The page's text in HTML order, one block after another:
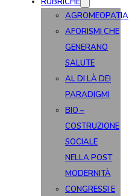
AGROMEOPATIA
AFORISMI CHE
GENERANO
SALUTE
AL DI LÀ DEI
PARADIGMI
BIO –
COSTRUZIONE
SOCIALE
NELLA POST
MODERNITÀ
CONGRESSI E